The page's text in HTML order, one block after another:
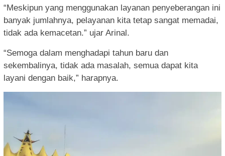
“Meskipun yang menggunakan layanan penyeberangan ini
banyak jumlahnya, pelayanan kita tetap sangat memadai,
tidak ada kemacetan.” ujar Arinal.
“Semoga dalam menghadapi tahun baru dan
sekembalinya, tidak ada masalah, semua dapat kita
layani dengan baik,” harapnya.